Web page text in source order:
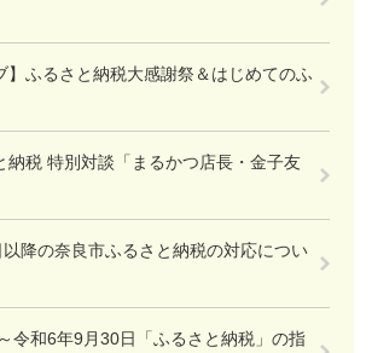
】ふるさと納税大感謝祭＆はじめてのふ
納税 特別対談「まるかつ店長・金子友
以降の奈良市ふるさと納税の対応につい
令和6年9月30日「ふるさと納税」の指